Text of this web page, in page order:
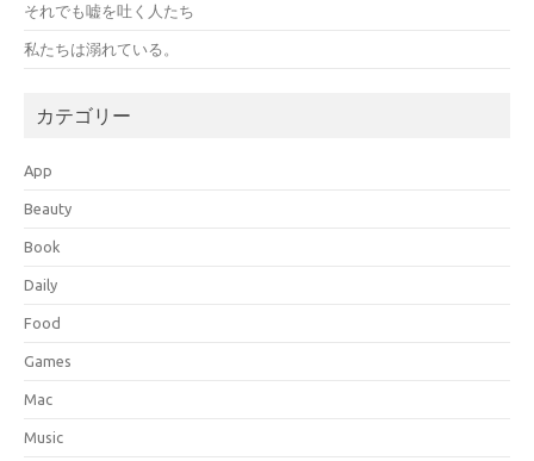
それでも嘘を吐く人たち
私たちは溺れている。
カテゴリー
App
Beauty
Book
Daily
Food
Games
Mac
Music